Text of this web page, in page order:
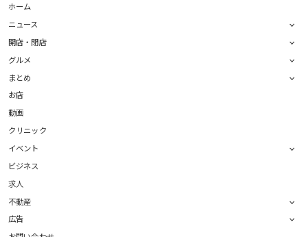
ホーム
ニュース
開店・閉店
グルメ
まとめ
お店
動画
クリニック
イベント
ビジネス
求人
不動産
広告